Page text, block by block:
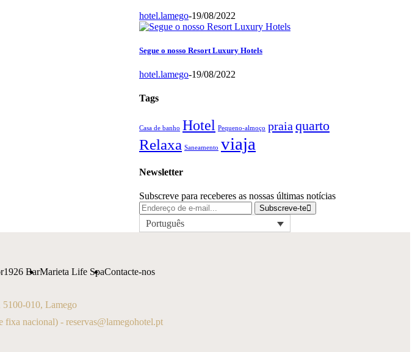
hotel.lamego-19/08/2022
Segue o nosso Resort Luxury Hotels
hotel.lamego-19/08/2022
Tags
Casa de banho Hotel Pequeno-almoço praia quarto
Relaxa Saneamento viaja
Newsletter
Subscreve para receberes as nossas últimas notícias
Subscreve-te
Português
1926 BarMarieta Life SpaContacte-nos
5100-010, Lamego
fixa nacional) - reservas@lamegohotel.pt